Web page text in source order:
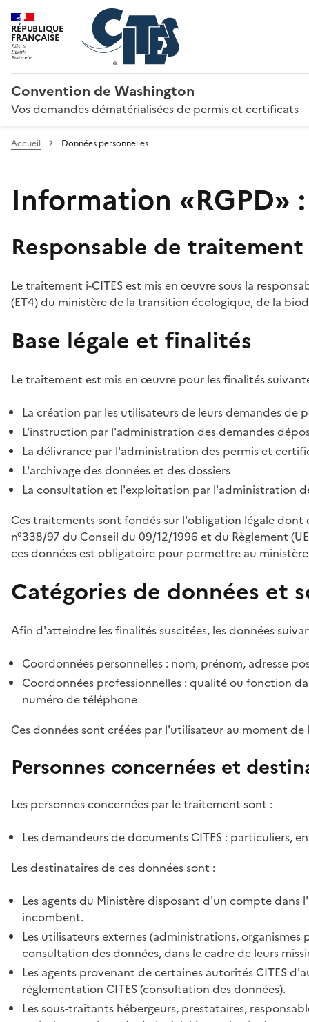
RÉPUBLIQUE
FRANÇAISE
Convention de Washington
Vos demandes dématérialisées de permis et certificats
Accueil Données personnelles
Information «RGPD»
Responsable de traitement
Le traitement i-CITES est mis en œuvre sous la
(ET4) du ministère de la transition écologique, de la
Base légale et finalités
Le traitement est mis en œuvre pour les finalités
La création par les utilisateurs de leurs demandes
L'instruction par l'administration des demandes
La délivrance par l'administration des permis et
L'archivage des données et des dossiers
La consultation et l'exploitation par l'administration
Ces traitements sont fondés sur l'obligation légale
n°338/97 du Conseil du 09/12/1996 et du Règlement
ces données est obligatoire pour permettre au
Catégories de données et
Afin d'atteindre les finalités suscitées, les données
Coordonnées personnelles : nom, prénom, adresse
Coordonnées professionnelles : qualité ou fonction
numéro de téléphone
Ces données sont créées par l'utilisateur au moment
Personnes concernées et
Les personnes concernées par le traitement sont :
Les demandeurs de documents CITES : particuliers,
Les destinataires de ces données sont :
Les agents du Ministère disposant d'un compte
incombent.
Les utilisateurs externes (administrations,
consultation des données, dans le cadre de leurs
Les agents provenant de certaines autorités CITES
réglementation CITES (consultation des données).
Les sous-traitants hébergeurs, prestataires,